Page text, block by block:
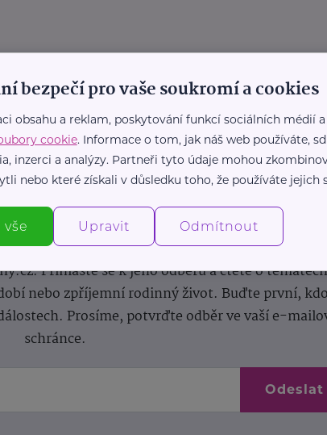
každý den, podpora pro rodiče i sdílení
Přihlaste se k jeho odběru a čtěte o
nebo zpříjemní rodinný život. Buďte první,
Prosíme, potvrďte odběr ve vaší e-
schránce.
Odeslat
bezpečí pro vaše soukromí a cookies
obsahu a reklam, poskytování funkcí sociálních médií
cookie. Informace o tom, jak náš web používáte,
inzerci a analýzy. Partneři tyto údaje mohou
nebo které získali v důsledku toho, že používáte jejich
vše Upravit Odmítnout